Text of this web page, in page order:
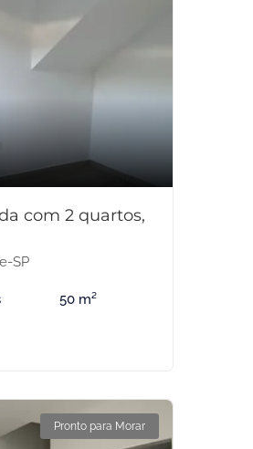
com 2 quartos,
SP
50 m²
Pronto para Morar